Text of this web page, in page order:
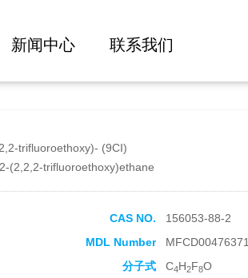
新闻中心 联系我们
trifluoroethoxy)- (9CI)
(2,2,2-trifluoroethoxy)ethane
CAS NO.
156053-88-2
MDL Number
MFCD00476371
分子式 C4H2F8O